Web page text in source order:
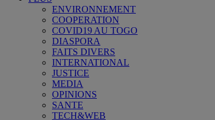
ENVIRONNEMENT
COOPERATION
COVID19 AU TOGO
DIASPORA
FAITS DIVERS
INTERNATIONAL
JUSTICE
MEDIA
OPINIONS
SANTE
TECH&WEB